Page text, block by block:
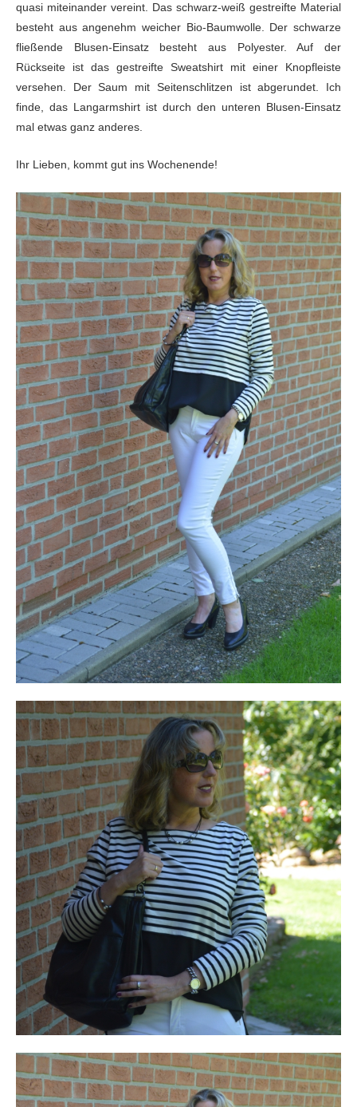
quasi miteinander vereint. Das schwarz-weiß gestreifte Material
besteht aus angenehm weicher Bio-Baumwolle. Der schwarze
fließende Blusen-Einsatz besteht aus Polyester. Auf der
Rückseite ist das gestreifte Sweatshirt mit einer Knopfleiste
versehen. Der Saum mit Seitenschlitzen ist abgerundet. Ich
finde, das Langarmshirt ist durch den unteren Blusen-Einsatz
mal etwas ganz anderes.
Ihr Lieben, kommt gut ins Wochenende!